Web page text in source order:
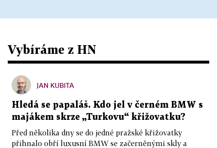
Vybíráme z HN
JAN KUBITA
Hledá se papaláš. Kdo jel v černém BMW s
majákem skrze „Turkovu“ křižovatku?
Před několika dny se do jedné pražské křižovatky
přihnalo obří luxusní BMW se začerněnými skly a